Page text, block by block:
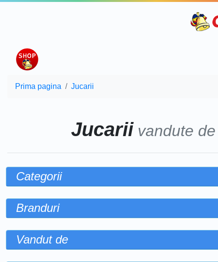
Prima pagina Jucarii
Jucariivandute
Categorii
Branduri
Vandut de